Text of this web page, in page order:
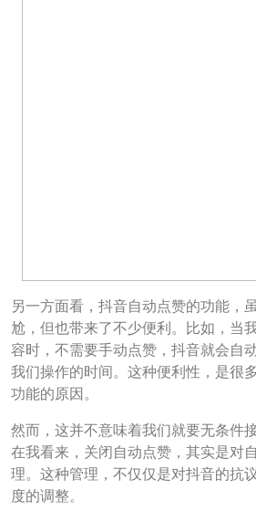
另一方面看，抖音自动点赞的功能，
尬，但也带来了不少便利。比如，当
容时，不需要手动点赞，抖音就会自
我们操作的时间。这种便利性，是很
功能的原因。
然而，这并不意味着我们就要无条件
在我看来，关闭自动点赞，其实是对
理。这种管理，不仅仅是对抖音的抗
度的调整。